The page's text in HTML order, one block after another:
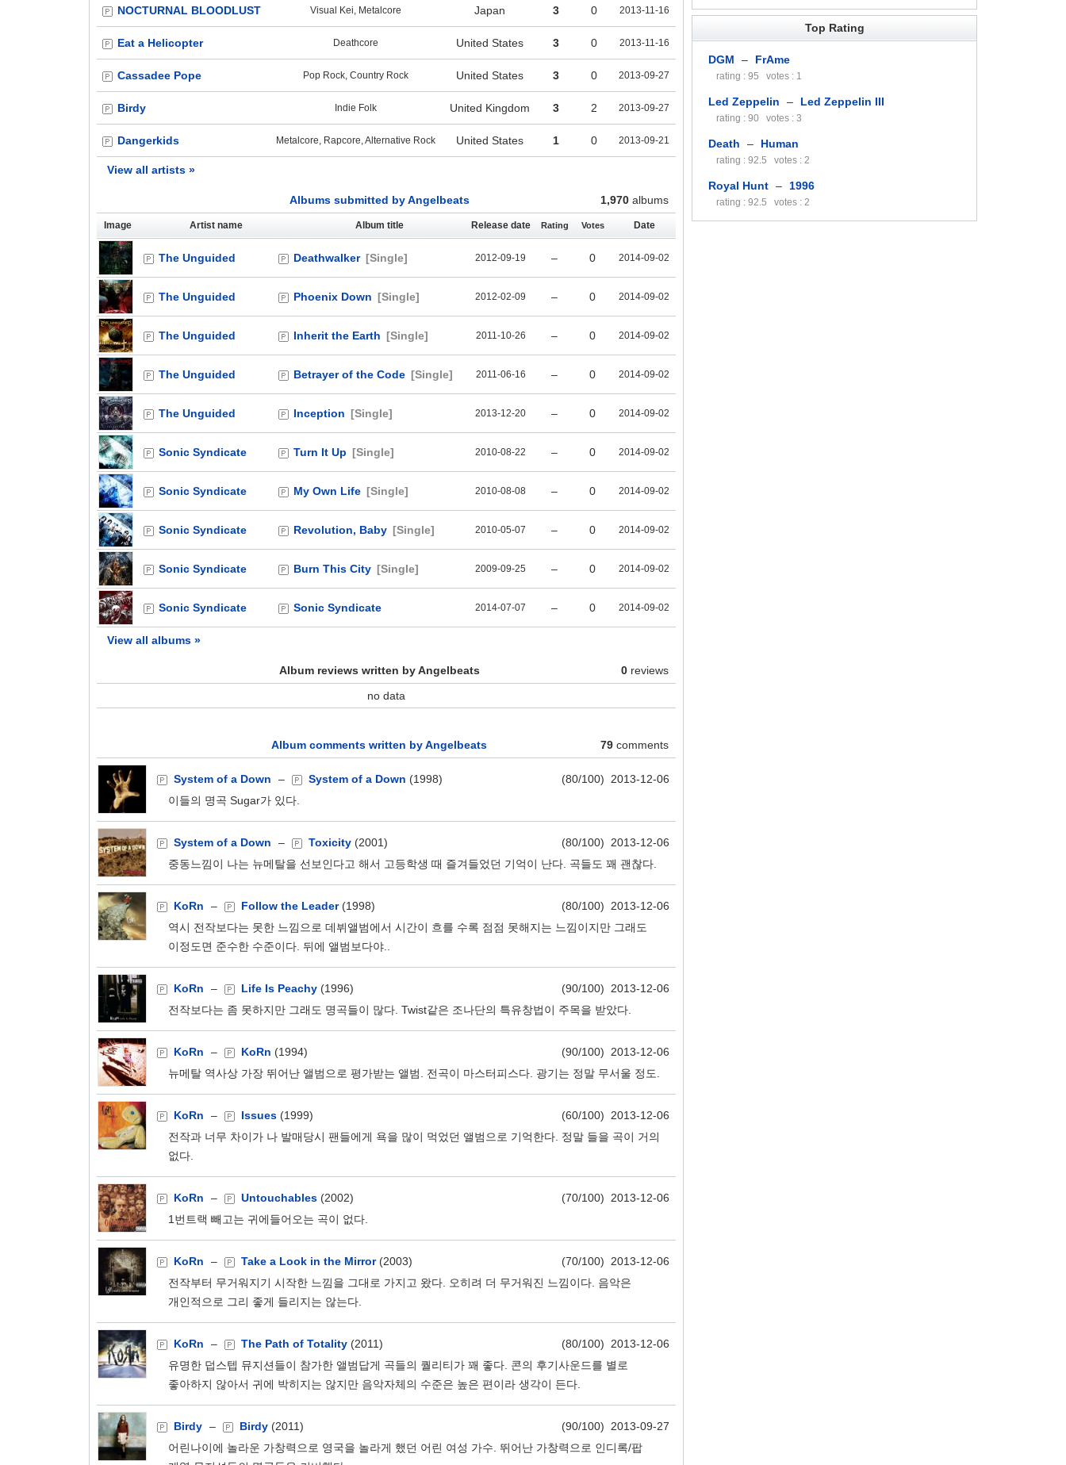
NOCTURNAL BLOODLUST Visual Kei, Metalcore Japan 3 0 2013-11-16
Eat a Helicopter Deathcore United States 3 0 2013-11-16
Cassadee Pope Pop Rock, Country Rock United States 3 0 2013-09-27
Birdy Indie Folk United Kingdom 3 2 2013-09-27
Dangerkids Metalcore, Rapcore, Alternative Rock United States 1 0 2013-09-21
View all artists »
Albums submitted by Angelbeats 1,970 albums
Image Artist name Album title Release date Rating Votes Date
The Unguided Deathwalker [Single] 2012-09-19 – 0 2014-09-02
The Unguided Phoenix Down [Single] 2012-02-09 – 0 2014-09-02
The Unguided Inherit the Earth [Single] 2011-10-26 – 0 2014-09-02
The Unguided Betrayer of the Code [Single] 2011-06-16 – 0 2014-09-02
The Unguided Inception [Single] 2013-12-20 – 0 2014-09-02
Sonic Syndicate Turn It Up [Single] 2010-08-22 – 0 2014-09-02
Sonic Syndicate My Own Life [Single] 2010-08-08 – 0 2014-09-02
Sonic Syndicate Revolution, Baby [Single] 2010-05-07 – 0 2014-09-02
Sonic Syndicate Burn This City [Single] 2009-09-25 – 0 2014-09-02
Sonic Syndicate Sonic Syndicate 2014-07-07 – 0 2014-09-02
View all albums »
Album reviews written by Angelbeats 0 reviews
no data
Album comments written by Angelbeats 79 comments
System of a Down – System of a Down (1998)
(80/100) 2013-12-06
이들의 명곡 Sugar가 있다.
System of a Down – Toxicity (2001)
(80/100) 2013-12-06
중동느낌이 나는 뉴메탈을 선보인다고 해서 고등학생 때 즐겨들었던 기억이 난다. 곡들도 꽤 괜찮다.
KoRn – Follow the Leader(1998)
(80/100) 2013-12-06
역시 전작보다는 못한 느낌으로 데뷔앨범에서 시간이 흐를 수록 점점 못해지는 느낌이지만 그래도
이정도면 준수한 수준이다. 뒤에 앨범보다야..
KoRn – Life Is Peachy (1996)
(90/100) 2013-12-06
전작보다는 좀 못하지만 그래도 명곡들이 많다. Twist같은 조나단의 특유창법이 주목을 받았다.
KoRn – KoRn (1994)
(90/100) 2013-12-06
뉴메탈 역사상 가장 뛰어난 앨범으로 평가받는 앨범. 전곡이 마스터피스다. 광기는 정말 무서울 정도.
KoRn – Issues (1999)
(60/100) 2013-12-06
전작과 너무 차이가 나 발매당시 팬들에게 욕을 많이 먹었던 앨범으로 기억한다. 정말 들을 곡이 거의
없다.
KoRn – Untouchables (2002)
(70/100) 2013-12-06
1번트랙 빼고는 귀에들어오는 곡이 없다.
KoRn – Take a Look in the Mirror(2003)
(70/100) 2013-12-06
전작부터 무거워지기 시작한 느낌을 그대로 가지고 왔다. 오히려 더 무거워진 느낌이다. 음악은
개인적으로 그리 좋게 들리지는 않는다.
KoRn – The Path of Totality (2011)
(80/100) 2013-12-06
유명한 덥스텝 뮤지션들이 참가한 앨범답게 곡들의 퀄리티가 꽤 좋다. 콘의 후기사운드를 별로
좋아하지 않아서 귀에 박히지는 않지만 음악자체의 수준은 높은 편이라 생각이 든다.
Birdy – Birdy (2011)
(90/100) 2013-09-27
어린나이에 놀라운 가창력으로 영국을 놀라게 했던 어린 여성 가수. 뛰어난 가창력으로 인디록/팝
Top Rating
DGM – FrAme
rating : 95 votes : 1
Led Zeppelin – Led Zeppelin III
rating : 90 votes : 3
Death – Human
rating : 92.5 votes : 2
Royal Hunt – 1996
rating : 92.5 votes : 2